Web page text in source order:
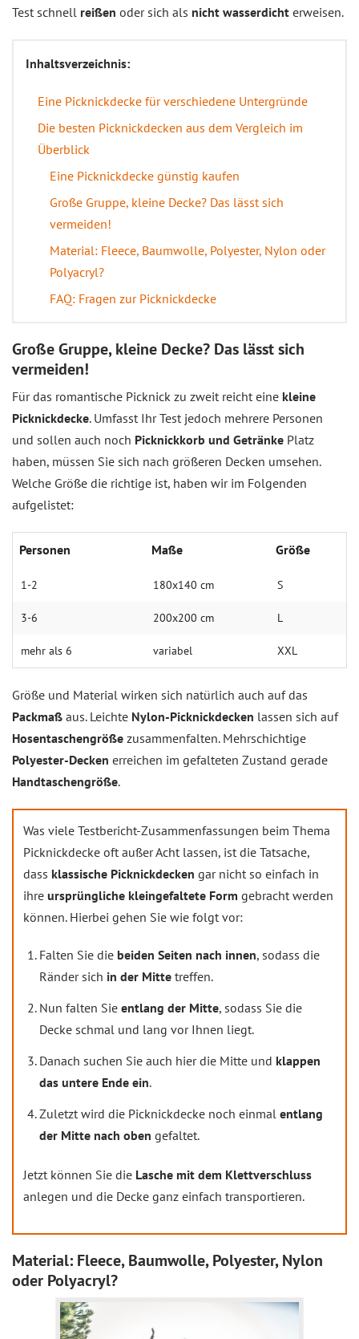
Test schnell reißen oder sich als nicht wasserdicht erweisen.
Inhaltsverzeichnis:
Eine Picknickdecke für verschiedene Untergründe
Die besten Picknickdecken aus dem Vergleich im
Überblick
Eine Picknickdecke günstig kaufen
Große Gruppe, kleine Decke? Das lässt sich
vermeiden!
Material: Fleece, Baumwolle, Polyester, Nylon oder
Polyacryl?
FAQ: Fragen zur Picknickdecke
Große Gruppe, kleine Decke? Das lässt sich
vermeiden!
Für das romantische Picknick zu zweit reicht eine kleine
Picknickdecke. Umfasst Ihr Test jedoch mehrere Personen
und sollen auch noch Picknickkorb und Getränke Platz
haben, müssen Sie sich nach größeren Decken umsehen.
Welche Größe die richtige ist, haben wir im Folgenden
aufgelistet:
Per­so­nen Ma­ße Grö­ße
1-2 180x140 cm S
3-6 200x200 cm L
mehr als 6 va­ria­bel XXL
Größe und Material wirken sich natürlich auch auf das
Packmaß aus. Leichte Nylon-Picknickdecken lassen sich auf
Hosentaschengröße zusammenfalten. Mehrschichtige
Polyester-Decken erreichen im gefalteten Zustand gerade
Handtaschengröße.
Was viele Testbericht-Zusammenfassungen beim Thema
Picknickdecke oft außer Acht lassen, ist die Tatsache,
dass klassische Picknickdecken gar nicht so einfach in
ihre ursprüngliche kleingefaltete Form gebracht werden
können. Hierbei gehen Sie wie folgt vor:
Falten Sie die beiden Seiten nach innen, sodass die
Ränder sich in der Mitte treffen.
Nun falten Sie entlang der Mitte, sodass Sie die
Decke schmal und lang vor Ihnen liegt.
Danach suchen Sie auch hier die Mitte und klappen
das untere Ende ein.
Zuletzt wird die Picknickdecke noch einmal entlang
der Mitte nach oben gefaltet.
Jetzt können Sie die Lasche mit dem Klettverschluss
anlegen und die Decke ganz einfach transportieren.
Material: Fleece, Baumwolle, Polyester, Nylon
oder Polyacryl?